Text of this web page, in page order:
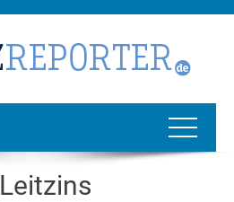
Leitzins